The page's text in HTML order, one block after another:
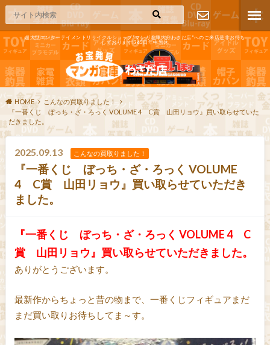
超大型エンターテイメントリサイクルショップ"マンガ倉庫大分わさだ店"へのご来店是非お待ち
しております!365日年中無休
お問い合わ
せ
HOME
こんなの買取りました！
『一番くじ ぼっち・ざ・ろっく VOLUME 4 C賞 山田リョウ』買い取らせていた
だきました。
2025.09.13 こんなの買取りました！
『一番くじ ぼっち・ざ・ろっく VOLUME
4 C賞 山田リョウ』買い取らせていただき
ました。
『一番くじ ぼっち・ざ・ろっく VOLUME 4 C
賞 山田リョウ』買い取らせていただきました。
ありがとうございます。
最新作からちょっと昔の物まで、一番くじフィギュアまだ
まだ買い取りお待ちしてま～す。